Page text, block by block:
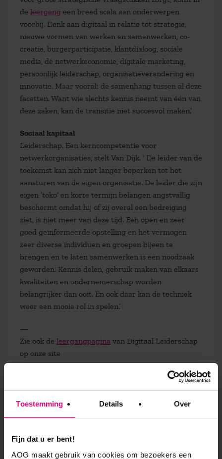
Toestemming Details Over
Fijn dat u er bent!
AOG maakt gebruik van cookies om bezoekers een
de leergang een breed scala aan onderwerpen
voorbij. Denk aan digitaal in relatie tot strategie,
nieuwe vormen van werken en samenwerken, co-
creatie, burgerparticipatie, klantdialoog, sociale
media, de netwerkeconomie, digitale marketing,
persoonlijk leiderschap, organisatieverandering en
innovatie. Maar vooral: de samenhang tussen al deze
facetten. Want wie slechts kennis neemt van één van
deze zaken, kan de transitie niet succesvol maken.’
Sociaal kapitaal
Leiderschap. Een kerncompetentie voor
netwerkorganisaties, stelt Van Dijk. ‘ De leider van de
toekomst kan zich niet langer beperken tot het
aansturen van de eigen organisatie. De leider die zijn
eigen ’toko’ en korte termijn belangen angstvallig
beschermt omdat hij of zij overal een bedreiging
ziet, is niet meer van deze tijd. Een open en zeer
goed geïnformeerde opstelling en het vermogen
zeer diverse individuen en groepen bijeen te
brengen en te laten samenwerken is een noodzaak
geworden. Kennis delen, gebruik maken van elkaars
kwaliteiten en ondernemerschap worden
belangrijker dan ooit. En ook daar kan de techniek
weer een mooie rol in spelen.’
—
Zie ook de leergangpagina van Digitaal Leiderschap
op onze site
9,0 op klantenvertellen.nl
AOG School Of Management